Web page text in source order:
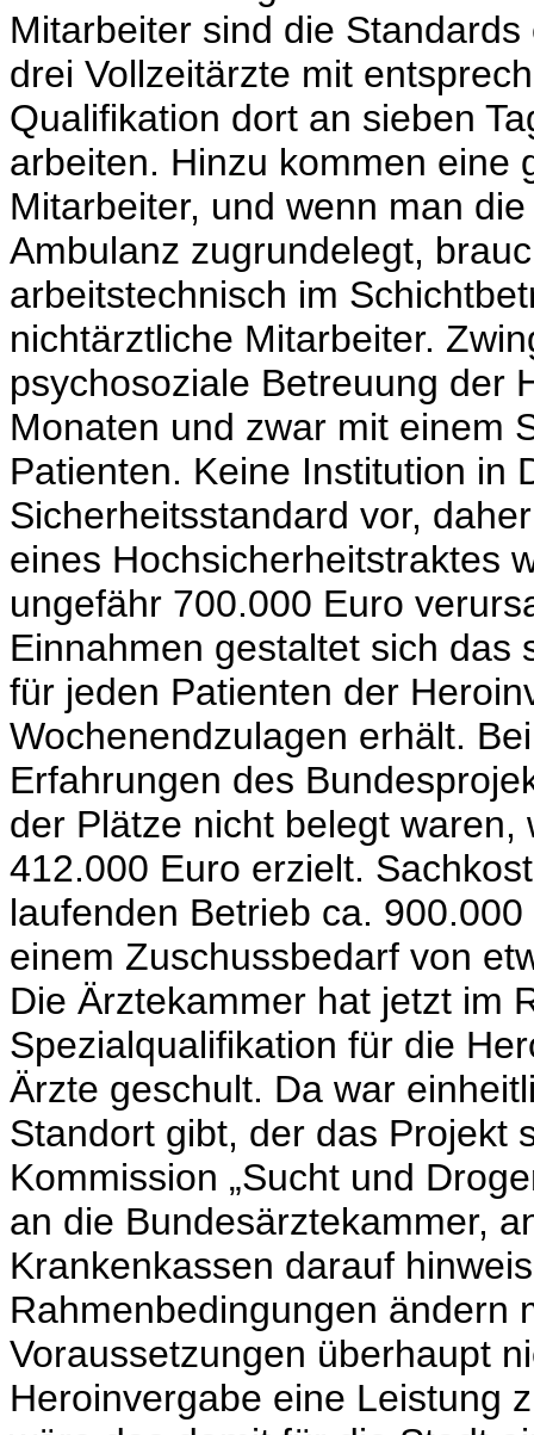
Mitarbeiter sind die
drei Vollzeitärzte mit
Qualifikation dort an sieben
arbeiten. Hinzu kommen eine
Mitarbeiter, und wenn man
Ambulanz zugrundelegt,
arbeitstechnisch im
nichtärztliche Mitarbeiter.
psychosoziale Betreuung der
Monaten und zwar mit einem
Patienten. Keine Institution in
Sicherheitsstandard vor,
eines Hochsicherheitstraktes
ungefähr 700.000 Euro
Einnahmen gestaltet sich das
für jeden Patienten der
Wochenendzulagen erhält.
Erfahrungen des
der Plätze nicht belegt
412.000 Euro erzielt.
laufenden Betrieb ca.
einem Zuschussbedarf von
Die Ärztekammer hat jetzt im
Spezialqualifikation für die
Ärzte geschult. Da war
Standort gibt, der das Projekt
Kommission „Sucht und
an die Bundesärztekammer,
Krankenkassen darauf
Rahmenbedingungen ändern
Voraussetzungen überhaupt
Heroinvergabe eine Leistung